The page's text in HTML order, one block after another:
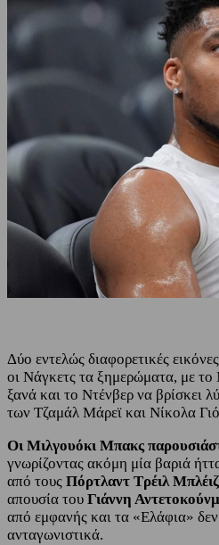
Δύο εντελώς διαφορετικές
οι Νάγκετς τα ξημερώματα, με το
ξανά και το Ντένβερ να βρίσκει
των Τζαμάλ Μάρεϊ και Νίκολα
Οι Μιλγουόκι Μπακς
γνωρίζοντας ακόμη μία βαριά
από τους Πόρτλαντ Τρέιλ
απουσία του Γιάννη
από εμφανής και τα «Ελάφια»
ανταγωνιστικά.